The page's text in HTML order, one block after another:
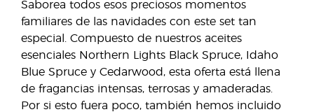
Saborea todos esos preciosos momentos
familiares de las navidades con este set tan
especial. Compuesto de nuestros aceites
esenciales Northern Lights Black Spruce, Idaho
Blue Spruce y Cedarwood, esta oferta está llena
de fragancias intensas, terrosas y amaderadas.
Por si esto fuera poco, también hemos incluido